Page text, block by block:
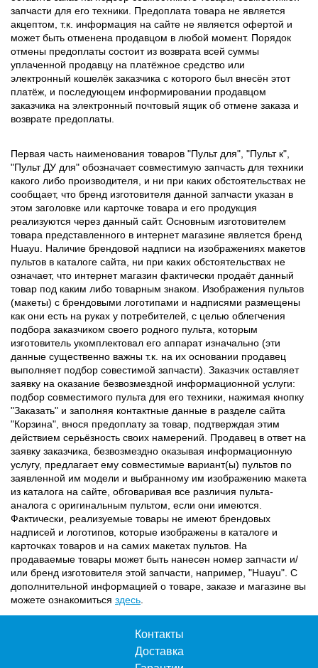
запчасти для его техники. Предоплата товара не является
акцептом, т.к. информация на сайте не является офертой и
может быть отменена продавцом в любой момент. Порядок
отмены предоплаты состоит из возврата всей суммы
уплаченной продавцу на платёжное средство или
электронный кошелёк заказчика с которого был внесён этот
платёж, и последующем информировании продавцом
заказчика на электронный почтовый ящик об отмене заказа и
возврате предоплаты.
Первая часть наименования товаров "Пульт для", "Пульт к",
"Пульт ДУ для" обозначает совместимую запчасть для техники
какого либо производителя, и ни при каких обстоятельствах не
сообщает, что бренд изготовителя данной запчасти указан в
этом заголовке или карточке товара и его продукция
реализуются через данный сайт. Основным изготовителем
товара представленного в интернет магазине является бренд
Huayu. Наличие брендовой надписи на изображениях макетов
пультов в каталоге сайта, ни при каких обстоятельствах не
означает, что интернет магазин фактически продаёт данный
товар под каким либо товарным знаком. Изображения пультов
(макеты) с брендовыми логотипами и надписями размещены
как они есть на руках у потребителей, с целью облегчения
подбора заказчиком своего родного пульта, которым
изготовитель укомплектовал его аппарат изначально (эти
данные существенно важны т.к. на их основании продавец
выполняет подбор совестимой запчасти). Заказчик оставляет
заявку на оказание безвозмездной информационной услуги:
подбор совместимого пульта для его техники, нажимая кнопку
"Заказать" и заполняя контактные данные в разделе сайта
"Корзина", внося предоплату за товар, подтверждая этим
действием серьёзность своих намерений. Продавец в ответ на
заявку заказчика, безвозмездно оказывая информационную
услугу, предлагает ему совместимые вариант(ы) пультов по
заявленной им модели и выбранному им изображению макета
из каталога на сайте, обговаривая все различия пульта-
аналога с оригинальным пультом, если они имеются.
Фактически, реализуемые товары не имеют брендовых
надписей и логотипов, которые изображены в каталоге и
карточках товаров и на самих макетах пультов. На
продаваемые товары может быть нанесен номер запчасти и/
или бренд изготовителя этой запчасти, например, "Huayu". С
дополнительной информацией о товаре, заказе и магазине вы
можете ознакомиться здесь
Контакты
Доставка